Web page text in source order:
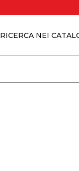
RICERCA NEI